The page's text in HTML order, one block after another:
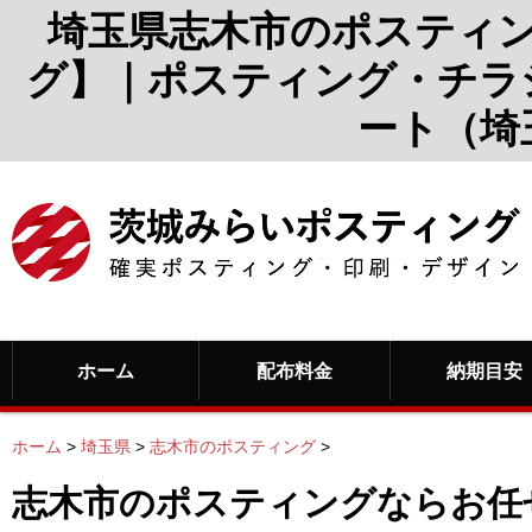
埼玉県志木市のポスティ
グ】｜ポスティング・チ
ート（
ホーム 配布料金 納期目安
ホーム > 埼玉県 > 志木市のポスティング >
志木市のポスティングならお